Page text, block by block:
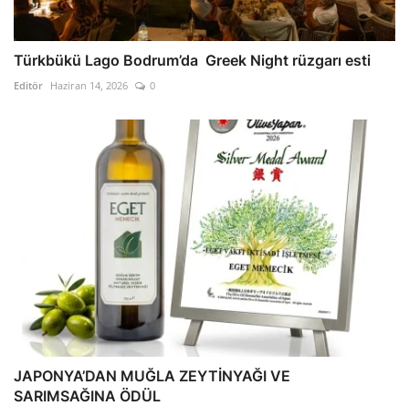
Türkbükü Lago Bodrum’da Greek Night rüzgarı esti
Editör Haziran 14, 2026 0
JAPONYA’DAN MUĞLA ZEYTİNYAĞI VE
SARIMSAĞINA ÖDÜL